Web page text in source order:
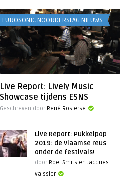
EUROSONIC NOORDERSLAG NIEUWS
Live Report: Lively Music
Showcase tijdens ESNS
Geschreven door René Rosierse
Live Report: Pukkelpop
2019: de Vlaamse reus
onder de festivals!
door Roel Smits en Jacques
Vaissier